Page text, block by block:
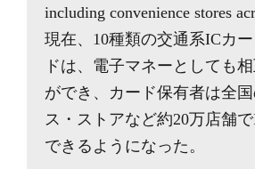
including convenience stores
現在、10種類の交通系ICカ
ドは、電子マネーとしても
ができ、カード保有者は全
ス・ストアなど約20万店舗
できるようになった。